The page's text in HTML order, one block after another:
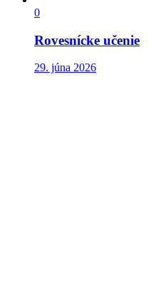
0
Rovesnícke učenie
29. júna 2026